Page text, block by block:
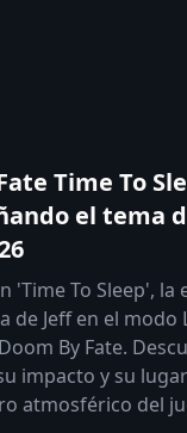
Time To
el tema
'Time To Sleep', la
de Jeff en el modo
By Fate.
impacto y su
atmosférico del